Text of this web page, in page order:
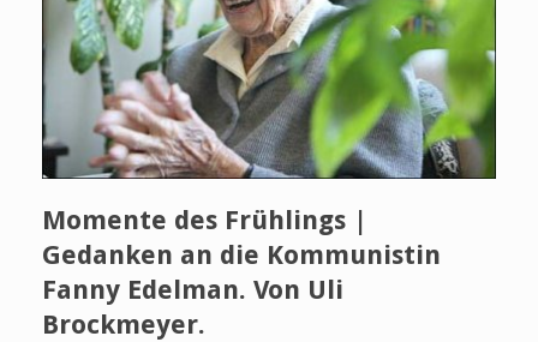
Momente des Frühlings |
Gedanken an die Kommunistin
Fanny Edelman. Von Uli
Brockmeyer.